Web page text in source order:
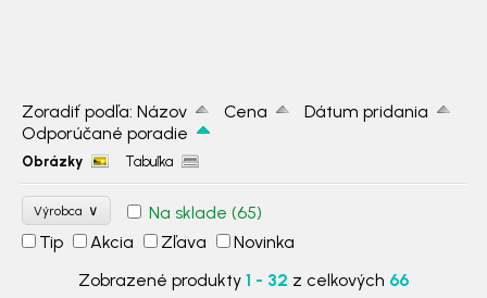
Zoradiť podľa: Názov Cena
Dátum pridania
Odporúčané poradie
Obrázky Tabuľka
Výrobca ∨ Na sklade (65)
Tip
Akcia Zľava
Novinka
Zobrazené produkty 1 - 32 z celkových 66